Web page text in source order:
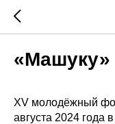
«Машуку»
XV молодёжный
августа 2024 года